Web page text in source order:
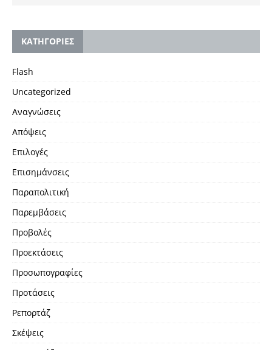
KΑΤΗΓΟΡΙΕΣ
Flash
Uncategorized
Αναγνώσεις
Απόψεις
Επιλογές
Επισημάνσεις
Παραπολιτική
Παρεμβάσεις
Προβολές
Προεκτάσεις
Προσωπογραφίες
Προτάσεις
Ρεπορτάζ
Σκέψεις